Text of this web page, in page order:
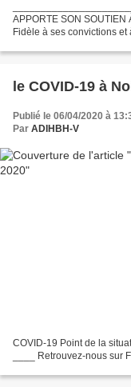
APPORTE SON SOUTIEN
Fidèle à ses convictions
le COVID-19 à
Publié le 06/04/2020 à
Par ADIHBH-V
COVID-19 Point de la
____ Retrouvez-nous sur